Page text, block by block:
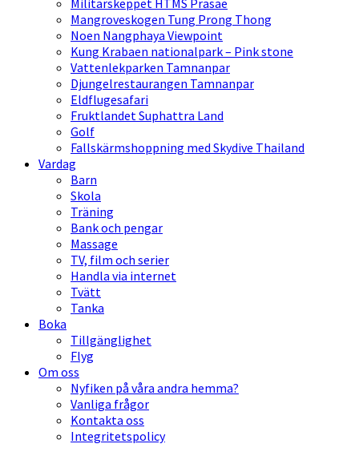
Militärskeppet HTMS Prasae
Mangroveskogen Tung Prong Thong
Noen Nangphaya Viewpoint
Kung Krabaen nationalpark – Pink stone
Vattenlekparken Tamnanpar
Djungelrestaurangen Tamnanpar
Eldflugesafari
Fruktlandet Suphattra Land
Golf
Fallskärmshoppning med Skydive Thailand
Vardag
Barn
Skola
Träning
Bank och pengar
Massage
TV, film och serier
Handla via internet
Tvätt
Tanka
Boka
Tillgänglighet
Flyg
Om oss
Nyfiken på våra andra hemma?
Vanliga frågor
Kontakta oss
Integritetspolicy